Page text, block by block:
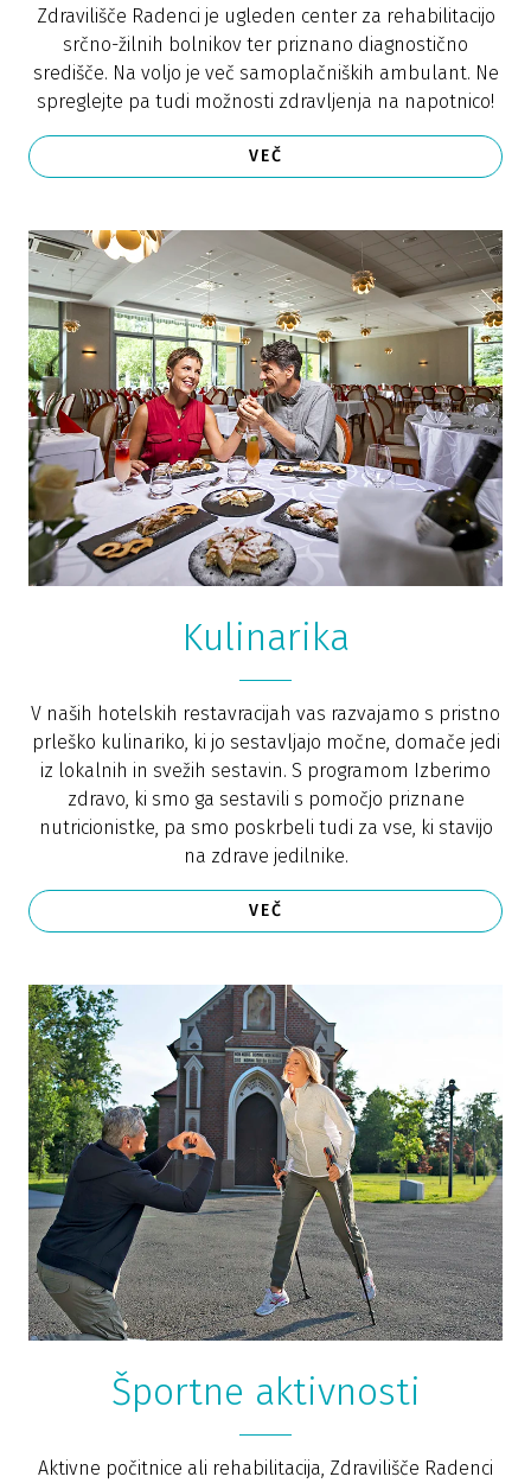
Zdravilišče Radenci je ugleden center za rehabilitacijo
srčno-žilnih bolnikov ter priznano diagnostično
središče. Na voljo je več samoplačniških ambulant. Ne
spreglejte pa tudi možnosti zdravljenja na napotnico!
VEČ
Kulinarika
V naših hotelskih restavracijah vas razvajamo s pristno
prleško kulinariko, ki jo sestavljajo močne, domače jedi
iz lokalnih in svežih sestavin. S programom Izberimo
zdravo, ki smo ga sestavili s pomočjo priznane
nutricionistke, pa smo poskrbeli tudi za vse, ki stavijo
na zdrave jedilnike.
VEČ
Športne aktivnosti
Aktivne počitnice ali rehabilitacija, Zdravilišče Radenci